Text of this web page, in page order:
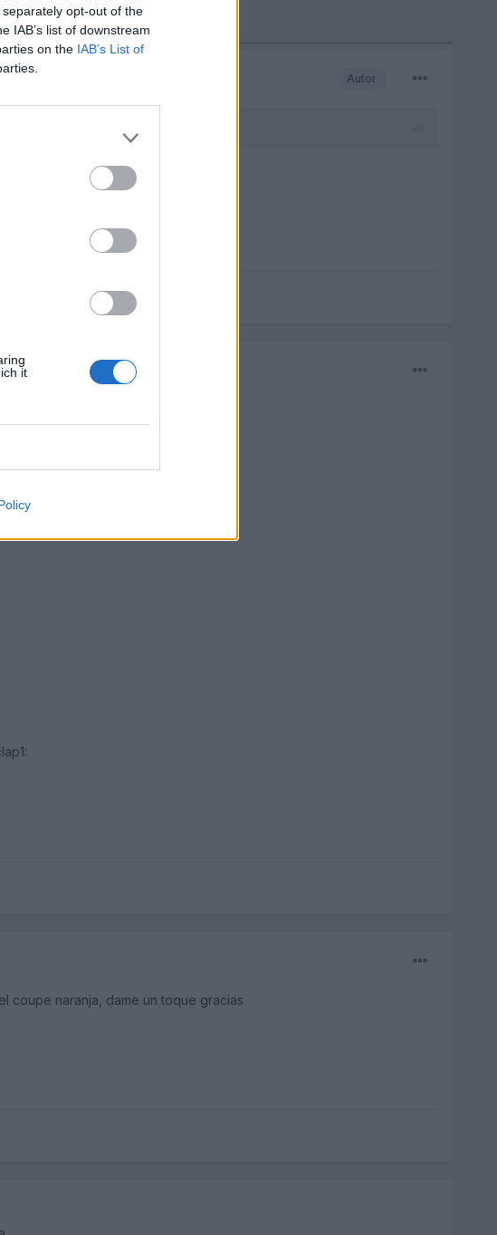
opt-out of the
IAB’s list of downstream
on the IAB’s List of
it
Autor
coupe naranja, dame un toque gracias